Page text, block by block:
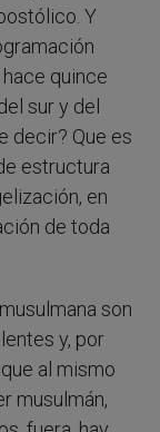
Y
quince
sur y del
decir? Que es
estructura
en
de toda
son
y, por
al mismo
musulmán,